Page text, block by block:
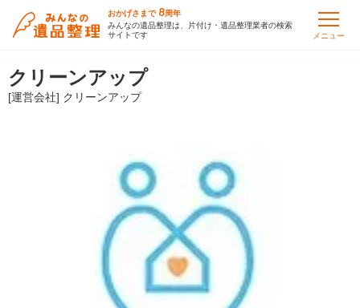
おかげさまで 8周年
みんなの遺品整理は、片付け・遺品整理業者の検索
サイトです
メニュー
クリーンアップ
[運営会社] クリーンアップ